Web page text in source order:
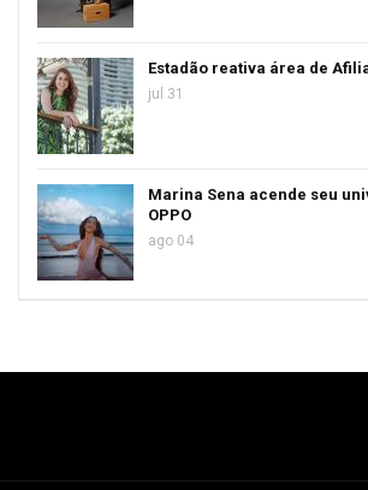
Estadão reativa área de
jul 31
Marina Sena acende seu
OPPO
ago 04